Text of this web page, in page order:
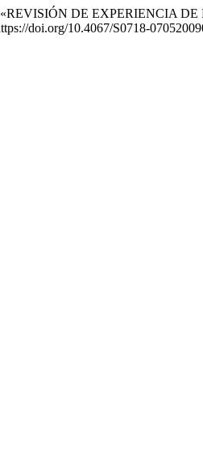
«REVISIÓN DE EXPERIENCIA
doi.org/10.4067/S0718-